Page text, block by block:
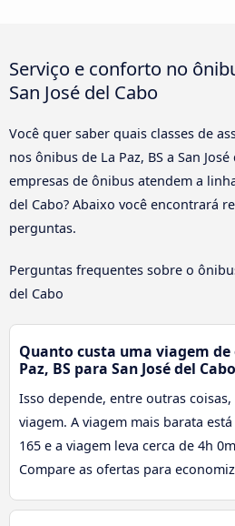
Serviço e conforto no
San José del Cabo
Você quer saber quais classes de
nos ônibus de La Paz, BS a San
empresas de ônibus atendem a
del Cabo? Abaixo você encontrará
perguntas.
Perguntas frequentes sobre o
del Cabo
Quanto custa uma viagem de
Paz, BS para San José del
Isso depende, entre outras
viagem. A viagem mais barata
165 e a viagem leva cerca de 4h
Compare as ofertas para